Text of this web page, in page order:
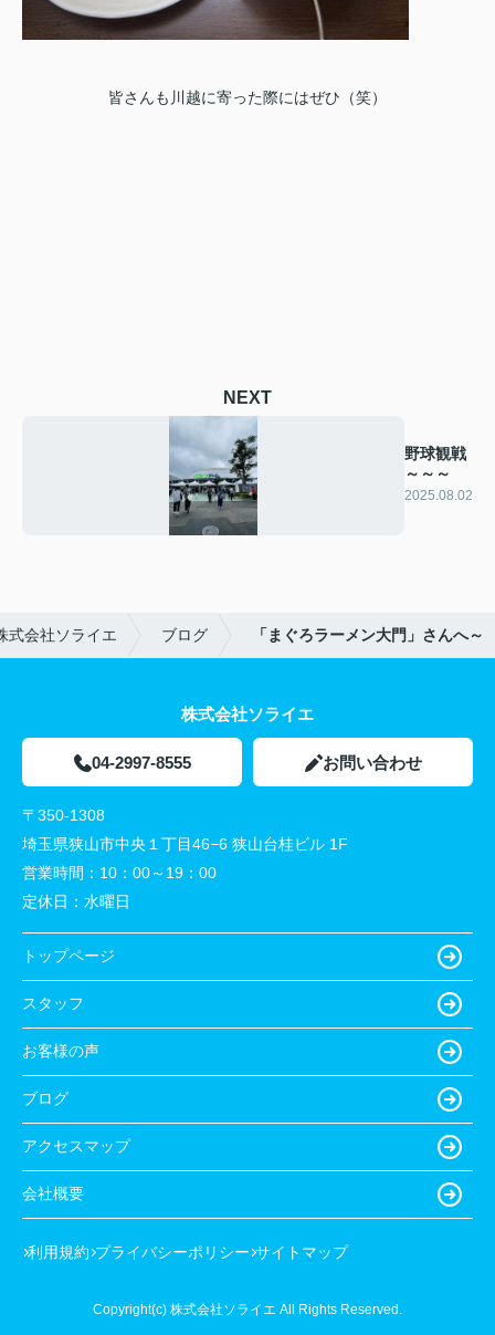
皆さんも川越に寄った際にはぜひ（笑）
NEXT
野球観戦
～～～
2025.08.02
式会社ソライエ ブログ 「まぐろラーメン大門」さんへ～
株式会社ソライエ
04-2997-8555 お問い合わせ
〒350-1308
埼玉県狭山市中央１丁目46−6 狭山台桂ビル 1F
営業時間： 10：00～19：00
定休日： 水曜日
トップページ
スタッフ
お客様の声
ブログ
アクセスマップ
会社概要
利用規約 プライバシーポリシー サイトマップ
Copyright(c) 株式会社ソライエ All Rights Reserved.